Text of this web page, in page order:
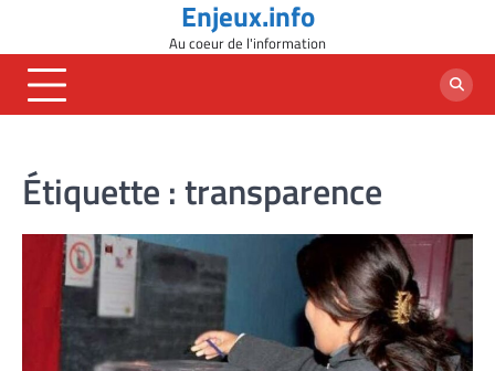
content
Enjeux.info
Au coeur de l'information
Étiquette :transparence